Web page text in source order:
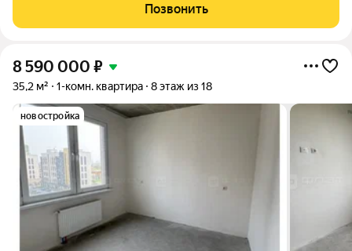
гостиная 18 кв. м., изолированная спальня 11 кв.м. и, главное,
кухня 9 кв.
Позвонить
8 590 000 ₽
35,2 м² 1-комн. квартира 8 этаж из 18
новостройка